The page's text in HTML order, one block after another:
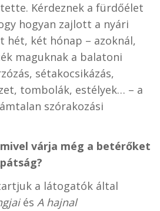
Kérdeznek a fürdőélet
hogyan zajlott a nyári
hét, két hónap – azoknál,
maguknak a balatoni
sétakocsikázás,
tombolák, estélyek… – a
szórakozási
várja még a betérőket
a látogatók által
és A hajnal